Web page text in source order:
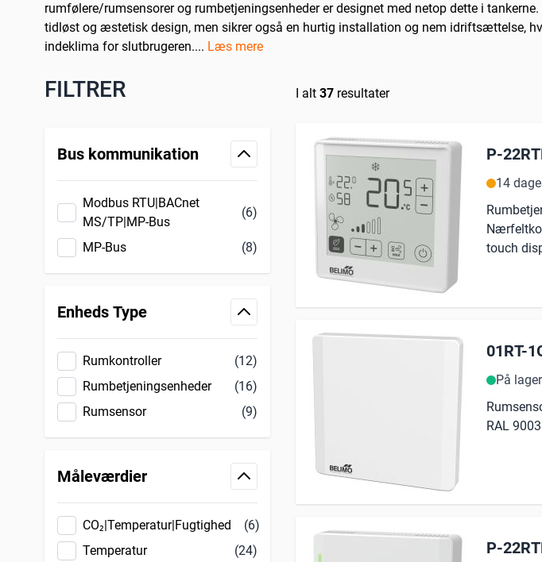
rumfølere/rumsensorer og rumbetjeningsenheder er designet med netop dette i
tidløst og æstetisk design, men sikrer også en hurtig installation og nem idriftsættelse,
indeklima for slutbrugeren.... Læs mere
FILTRER
Skip to product list
Bus kommunikation
filter
Modbus RTU|BACnet
MS/TP|MP-Bus
(6)
MP-Bus (8)
Enheds Type
filter
Rumkontroller
(12)
Rumbetjeningsenheder
(16)
Rumsensor
(9)
Måleværdier
filter
CO₂|Temperatur|Fugtighed
(6)
Temperatur
(24)
I alt 37 resultater
P-
14
touch
01RT-
På lager
RAL 9003
P-